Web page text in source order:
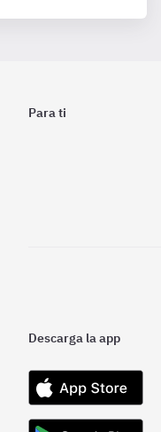
Para ti
Descarga la app